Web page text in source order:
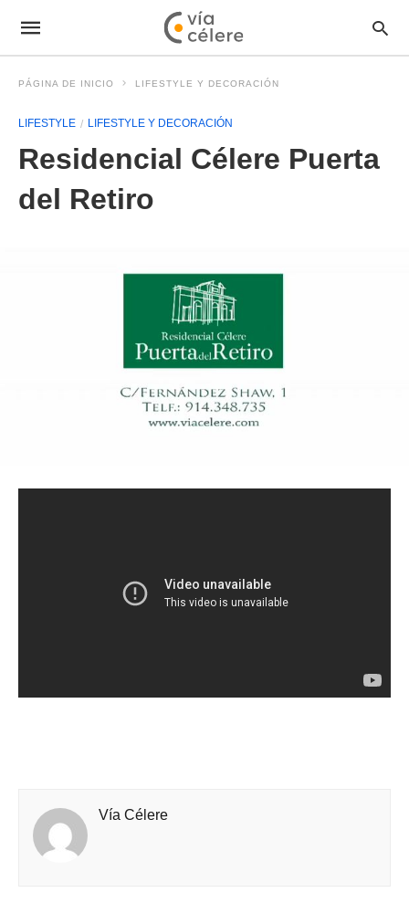
PÁGINA DE INICIO LIFESTYLE Y DECORACIÓN
LIFESTYLE LIFESTYLE Y DECORACIÓN
Residencial Célere Puerta
del Retiro
Vía Célere